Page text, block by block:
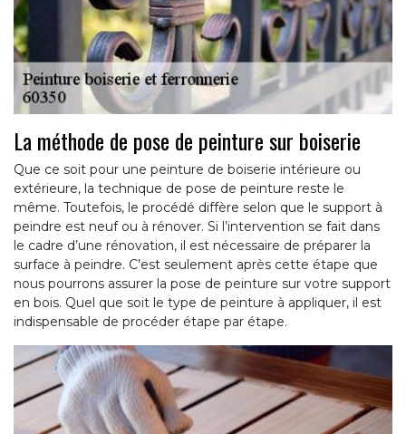
La méthode de pose de peinture sur boiserie
Que ce soit pour une peinture de boiserie intérieure ou
extérieure, la technique de pose de peinture reste le
même. Toutefois, le procédé diffère selon que le support à
peindre est neuf ou à rénover. Si l’intervention se fait dans
le cadre d’une rénovation, il est nécessaire de préparer la
surface à peindre. C’est seulement après cette étape que
nous pourrons assurer la pose de peinture sur votre support
en bois. Quel que soit le type de peinture à appliquer, il est
indispensable de procéder étape par étape.